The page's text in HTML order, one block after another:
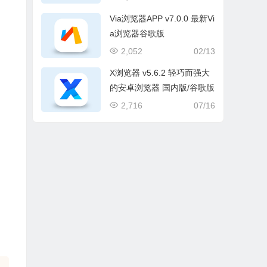
Via浏览器APP v7.0.0 最新Vi
a浏览器谷歌版
02/13
2,052
X浏览器 v5.6.2 轻巧而强大
的安卓浏览器 国内版/谷歌版
07/16
2,716